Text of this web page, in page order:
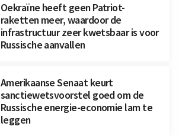
Oekraïne heeft geen Patriot-
raketten meer, waardoor de
infrastructuur zeer kwetsbaar is voor
Russische aanvallen
Amerikaanse Senaat keurt
sanctiewetsvoorstel goed om de
Russische energie-economie lam te
leggen